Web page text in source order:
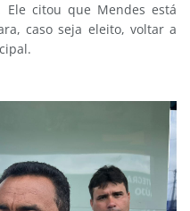
citou que Mendes está
caso seja eleito, voltar a